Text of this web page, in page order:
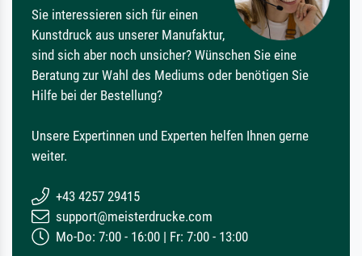
Sie interessieren sich für einen
Kunstdruck aus unserer Manufaktur,
sind sich aber noch unsicher? Wünschen Sie eine
Beratung zur Wahl des Mediums oder benötigen Sie
Hilfe bei der Bestellung?
Unsere Expertinnen und Experten helfen Ihnen gerne
weiter.
+43 4257 29415
support@meisterdrucke.com
Mo-Do: 7:00 - 16:00 | Fr: 7:00 - 13:00